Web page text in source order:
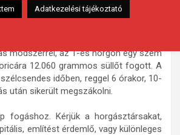
módszerrel, az 1-es horgon egy szem
12.060 grammos süllőt fogott. A
időben, reggel 6 órakor, 10-
után sikerült megszákolni.
fogáshoz. Kérjük a horgásztársakat,
említést érdemlő, vagy különleges
Adatkezelési tájékoztató